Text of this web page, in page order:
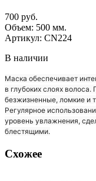
700 руб.
Объем: 500 мм.
Артикул: CN224
В наличии
Маска обеспечивает
в глубоких слоях
безжизненные, ломкие и
Регулярное
уровень увлажнения,
блестящими.
Схожее